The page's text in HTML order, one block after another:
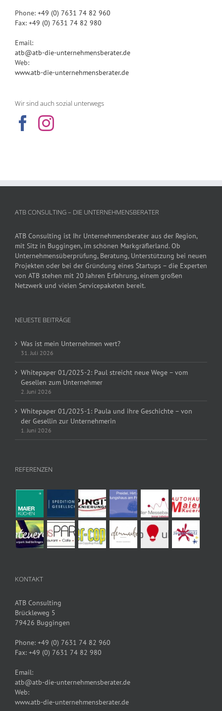
Phone: +49 (0) 7631 74 82 960
Fax: +49 (0) 7631 74 82 980
Email:
atb@atb-die-unternehmensberater.de
Web:
www.atb-die-unternehmensberater.de
Wir sind auch sozial unterwegs
ATB CONSULTING – DIE UNTERNEHMENSBERATER
ATB Consulting ist Ihr Unternehmensberater aus der Region,
mit Sitz in Buggingen, im schönen Markgräflerland. Ob
Unternehmensüberprüfung, Beratung, Unterstützung bei neuen
Projekten oder bei der Gründung eines Startups – die Experten
von ATB stehen mit 20 Jahren Erfahrung, einem großen
Netzwerk und vielen Servicepaketen bereit.
NEUESTE BEITRÄGE
Was ist mein Unternehmen wert?
31. Juli 2026
Whitepaper 01/2025-2: Paul streicht neue Wege – vom
Gesellen zum Unternehmer
2. Juni 2026
Whitepaper 01/2025-1: Paula und ihre Geschichte – von
der Gesellin zur Unternehmerin
1. Juni 2026
REFERENZEN
KONTAKT
ATB Consulting
Brückleweg 5
79426 Buggingen
Phone: +49 (0) 7631 74 82 960
Fax: +49 (0) 7631 74 82 980
Email:
atb@atb-die-unternehmensberater.de
Web:
www.atb-die-unternehmensberater.de